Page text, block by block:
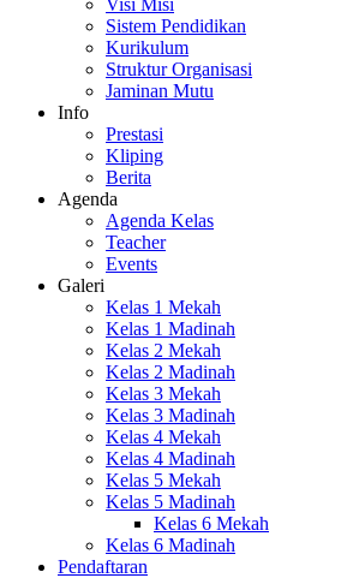
Visi Misi
Sistem Pendidikan
Kurikulum
Struktur Organisasi
Jaminan Mutu
Info
Prestasi
Kliping
Berita
Agenda
Agenda Kelas
Teacher
Events
Galeri
Kelas 1 Mekah
Kelas 1 Madinah
Kelas 2 Mekah
Kelas 2 Madinah
Kelas 3 Mekah
Kelas 3 Madinah
Kelas 4 Mekah
Kelas 4 Madinah
Kelas 5 Mekah
Kelas 5 Madinah
Kelas 6 Mekah
Kelas 6 Madinah
Pendaftaran